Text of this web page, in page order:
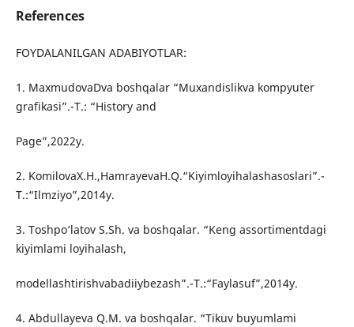
References
FOYDALANILGAN ADABIYOTLAR:
1. MaxmudovaDva boshqalar “Muxandislikva kompyuter
grafikasi”.-T.: “History and
Page”,2022y.
2. KomilovaX.H.,HamrayevaH.Q.“Kiyimloyihalashasoslari”.-
T.:“Ilmziyo”,2014y.
3. Toshpo‘latov S.Sh. va boshqalar. “Keng assortimentdagi
kiyimlami loyihalash,
modellashtirishvabadiiybezash”.-T.:“Faylasuf”,2014y.
4. Abdullayeva Q.M. va boshqalar. “Tikuv buyumlami